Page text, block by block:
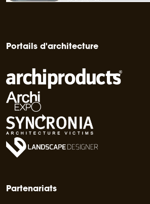
Portails d'architecture
Partenariats